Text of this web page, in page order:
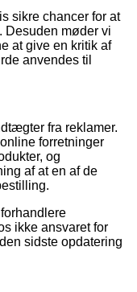
sikre chancer for at
Desuden møder vi
at give en kritik af
anvendes til
fra reklamer.
forretninger
og
af at en af de
ikke ansvaret for
sidste opdatering